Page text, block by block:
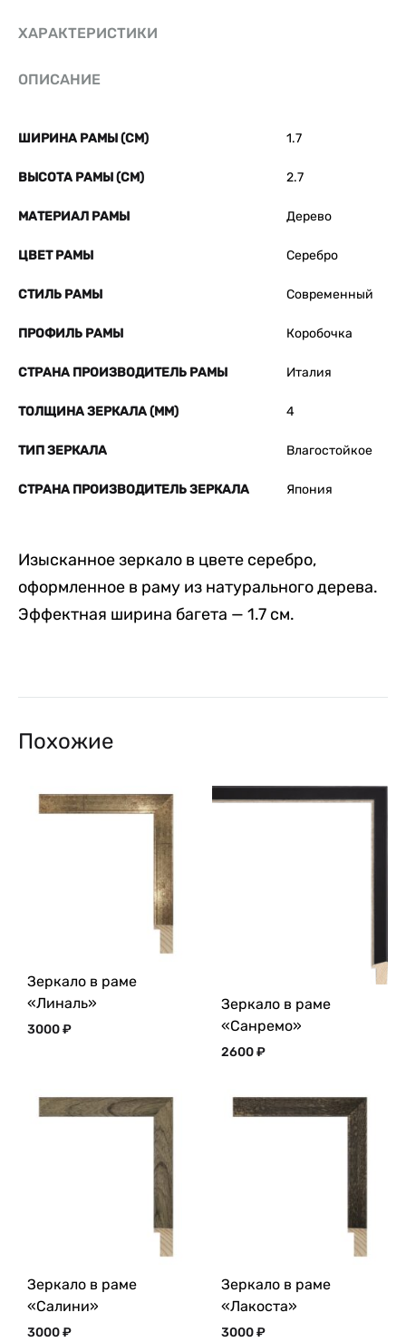
ХАРАКТЕРИСТИКИ
ОПИСАНИЕ
ШИРИНА РАМЫ (СМ) 1.7
ВЫСОТА РАМЫ (СМ) 2.7
МАТЕРИАЛ РАМЫ Дерево
ЦВЕТ РАМЫ Серебро
СТИЛЬ РАМЫ Современный
ПРОФИЛЬ РАМЫ Коробочка
СТРАНА ПРОИЗВОДИТЕЛЬ РАМЫ Италия
ТОЛЩИНА ЗЕРКАЛА (ММ) 4
ТИП ЗЕРКАЛА Влагостойкое
СТРАНА ПРОИЗВОДИТЕЛЬ ЗЕРКАЛА Япония
Изысканное зеркало в цвете серебро,
оформленное в раму из натурального дерева.
Эффектная ширина багета — 1.7 см.
Похожие
Зеркало в раме
«Линаль»
3000₽
Зеркало в раме
«Санремо»
2600₽
Зеркало в раме
«Салини»
3000₽
Зеркало в раме
«Лакоста»
3000₽